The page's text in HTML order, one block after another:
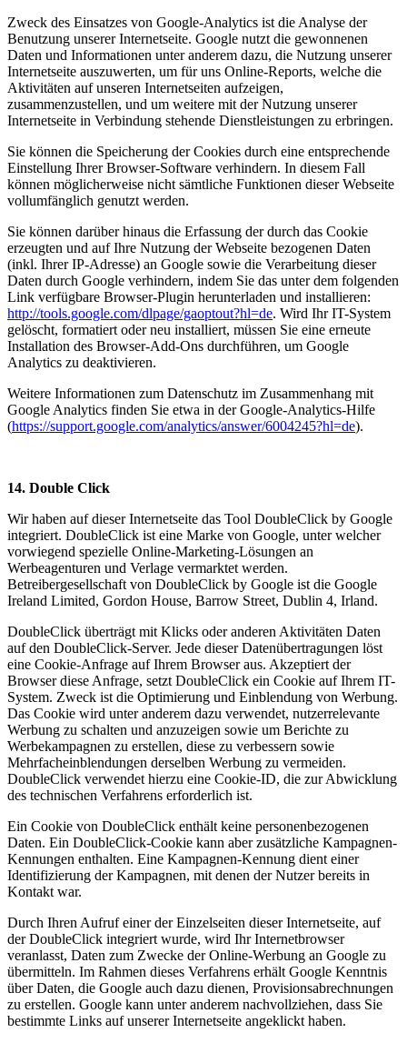
Zweck des Einsatzes von Google-Analytics ist die Analyse der
Benutzung unserer Internetseite. Google nutzt die gewonnenen
Daten und Informationen unter anderem dazu, die Nutzung unserer
Internetseite auszuwerten, um für uns Online-Reports, welche die
Aktivitäten auf unseren Internetseiten aufzeigen,
zusammenzustellen, und um weitere mit der Nutzung unserer
Internetseite in Verbindung stehende Dienstleistungen zu erbringen.
Sie können die Speicherung der Cookies durch eine entsprechende
Einstellung Ihrer Browser-Software verhindern. In diesem Fall
können möglicherweise nicht sämtliche Funktionen dieser Webseite
vollumfänglich genutzt werden.
Sie können darüber hinaus die Erfassung der durch das Cookie
erzeugten und auf Ihre Nutzung der Webseite bezogenen Daten
(inkl. Ihrer IP-Adresse) an Google sowie die Verarbeitung dieser
Daten durch Google verhindern, indem Sie das unter dem folgenden
Link verfügbare Browser-Plugin herunterladen und installieren:
http://tools.google.com/dlpage/gaoptout?hl=de. Wird Ihr IT-System
gelöscht, formatiert oder neu installiert, müssen Sie eine erneute
Installation des Browser-Add-Ons durchführen, um Google
Analytics zu deaktivieren.
Weitere Informationen zum Datenschutz im Zusammenhang mit
Google Analytics finden Sie etwa in der Google-Analytics-Hilfe
(https://support.google.com/analytics/answer/6004245?hl=de).
14. Double Click
Wir haben auf dieser Internetseite das Tool DoubleClick by Google
integriert. DoubleClick ist eine Marke von Google, unter welcher
vorwiegend spezielle Online-Marketing-Lösungen an
Werbeagenturen und Verlage vermarktet werden.
Betreibergesellschaft von DoubleClick by Google ist die Google
Ireland Limited, Gordon House, Barrow Street, Dublin 4, Irland.
DoubleClick überträgt mit Klicks oder anderen Aktivitäten Daten
auf den DoubleClick-Server. Jede dieser Datenübertragungen löst
eine Cookie-Anfrage auf Ihrem Browser aus. Akzeptiert der
Browser diese Anfrage, setzt DoubleClick ein Cookie auf Ihrem IT-
System. Zweck ist die Optimierung und Einblendung von Werbung.
Das Cookie wird unter anderem dazu verwendet, nutzerrelevante
Werbung zu schalten und anzuzeigen sowie um Berichte zu
Werbekampagnen zu erstellen, diese zu verbessern sowie
Mehrfacheinblendungen derselben Werbung zu vermeiden.
DoubleClick verwendet hierzu eine Cookie-ID, die zur Abwicklung
des technischen Verfahrens erforderlich ist.
Ein Cookie von DoubleClick enthält keine personenbezogenen
Daten. Ein DoubleClick-Cookie kann aber zusätzliche Kampagnen-
Kennungen enthalten. Eine Kampagnen-Kennung dient einer
Identifizierung der Kampagnen, mit denen der Nutzer bereits in
Kontakt war.
Durch Ihren Aufruf einer der Einzelseiten dieser Internetseite, auf
der DoubleClick integriert wurde, wird Ihr Internetbrowser
veranlasst, Daten zum Zwecke der Online-Werbung an Google zu
übermitteln. Im Rahmen dieses Verfahrens erhält Google Kenntnis
über Daten, die Google auch dazu dienen, Provisionsabrechnungen
zu erstellen. Google kann unter anderem nachvollziehen, dass Sie
bestimmte Links auf unserer Internetseite angeklickt haben.